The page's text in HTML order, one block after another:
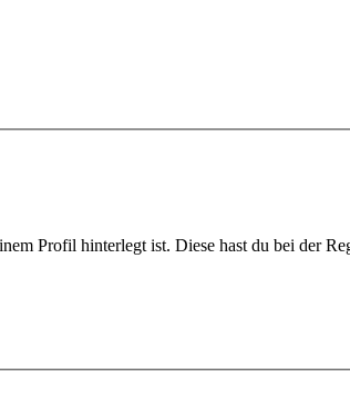
Profil hinterlegt ist. Diese hast du bei der